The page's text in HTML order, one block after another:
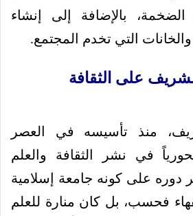
الضخمة، بالإضافة إلى إنشاء
التي تخدم المجتمع.
على الثقافة
منذ تأسيسه في العصر
في نشر الثقافة والعلم
دوره على كونه جامعة إسلامية
فحسب، بل كان منارة للعلم